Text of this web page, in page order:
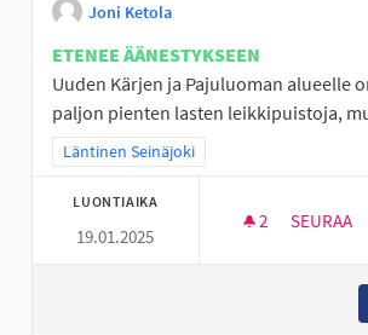
Joni Ketola
ETENEE ÄÄNESTYKSEEN
Uuden Kärjen ja Pajuluoman alueelle
paljon pienten lasten leikkipuistoja,
Rajaa tulokset teeman mukaan: Läntinen
Läntinen Seinäjoki
LUONTIAIKA
19.01.2025
2 2
SEURAA